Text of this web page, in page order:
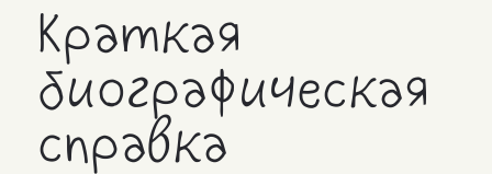
Краткая
биографическая
справка